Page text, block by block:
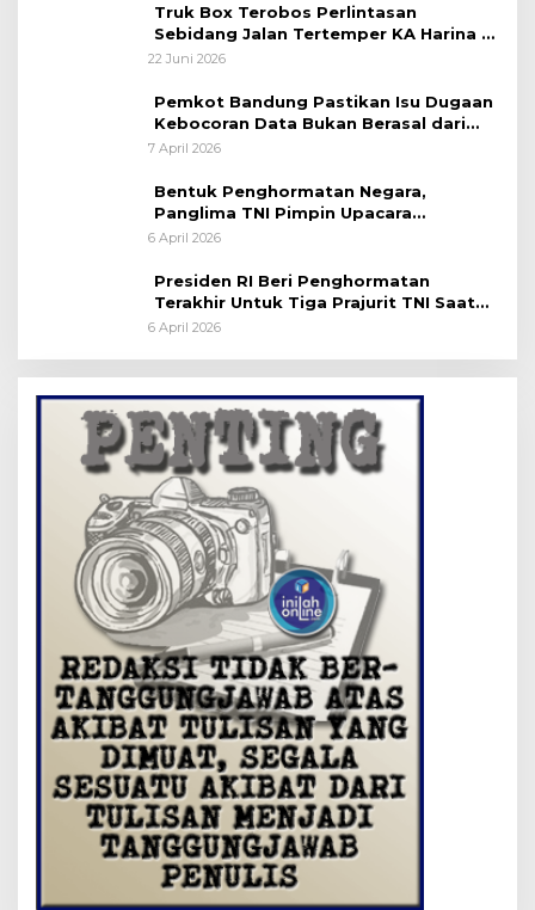
Truk Box Terobos Perlintasan
Sebidang Jalan Tertemper KA Harina di
Jalan Stasiun Poncol-Jrakah Semarang
22 Juni 2026
Pemkot Bandung Pastikan Isu Dugaan
Kebocoran Data Bukan Berasal dari
Server Disdukcapil
7 April 2026
Bentuk Penghormatan Negara,
Panglima TNI Pimpin Upacara
Pemakaman Militer
6 April 2026
Presiden RI Beri Penghormatan
Terakhir Untuk Tiga Prajurit TNI Saat
Persemayaman di Bandara Soekarno-
6 April 2026